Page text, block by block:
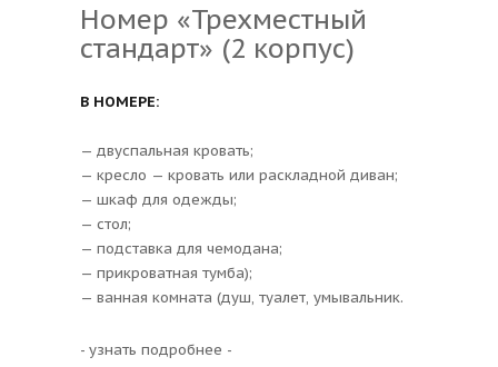
Номер «Трехместный
стандарт» (2 корпус)
В НОМЕРЕ:
— двуспальная кровать;
— кресло — кровать или раскладной диван;
— шкаф для одежды;
— стол;
— подставка для чемодана;
— прикроватная тумба);
— ванная комната (душ, туалет, умывальник.
- узнать подробнее -